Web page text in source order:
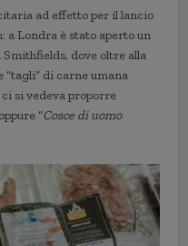
ad effetto per il lancio
a Londra è stato aperto un
dove oltre alla
“tagli” di carne umana
si vedeva proporre
“Cosce di uomo